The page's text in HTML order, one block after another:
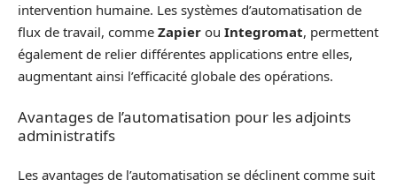
intervention humaine. Les systèmes d’automatisation de
flux de travail, comme Zapier ou Integromat, permettent
également de relier différentes applications entre elles,
augmentant ainsi l’efficacité globale des opérations.
Avantages de l’automatisation pour les adjoints
administratifs
Les avantages de l’automatisation se déclinent comme suit